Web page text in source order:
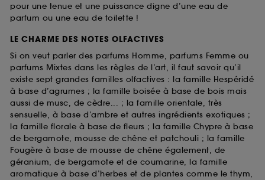
pour une tenue et une puissance digne d’une eau de
parfum ou une eau de toilette !
LE CHARME DES NOTES OLFACTIVES
Si on veut parler des parfums Homme, parfums Femme ou
parfums Mixtes dans les règles de l’art, il faut savoir qu’il
existe sept grandes familles olfactives : la famille Hespéridé
à base d’agrumes ; la famille boisée à base de bois mais
aussi de musc, de cèdre... ; la famille orientale, très
sensuelle, à base d’ambre et autres ingrédients exotiques ;
la famille florale à base de fleurs ; la famille Chypre à base
de bergamote, mousse de chêne et patchouli ; la famille
Fougère à base de mousse de chêne également, de
géranium, de bergamote et de coumarine, la famille
aromatique à base d’herbes et de plantes comme le thym,